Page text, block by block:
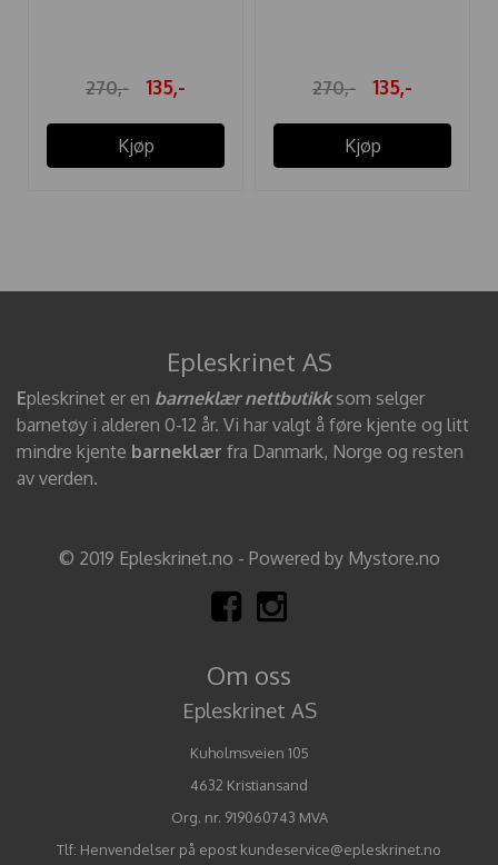
270,- 135,-
Kjøp
270,- 135,-
Kjøp
Epleskrinet AS
Epleskrinet er en barneklær nettbutikksom selger
barnetøy i alderen 0-12 år. Vi har valgt å føre kjente og litt
mindre kjente barneklær fra Danmark, Norge og resten
av verden.
© 2019 Epleskrinet.no - Powered by Mystore.no
Om oss
Epleskrinet AS
Kuholmsveien 105
4632 Kristiansand
Org. nr. 919060743 MVA
Tlf: Henvendelser på epost kundeservice@epleskrinet.no